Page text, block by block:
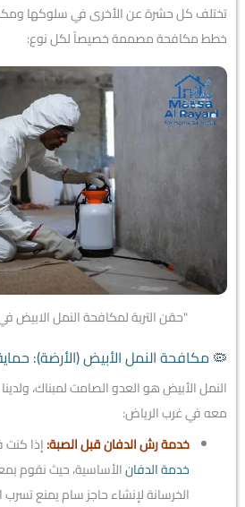
تختلف كل حشرة عن الأخرى في سلوكها ومكان
خطط مكافحة مصممة خصيصاً لكل نوع:
"حقن التربة لمكافحة النمل الابيض
🦠 مكافحة النمل الأبيض (الأرضة):
النمل الأبيض هو العدو الصامت لمبناك،
معه في غرب الرياض:
خدمة رش الدفان قبل الصبة:إذا كنت
خدمة الدفانالأساسية، حيث نقوم
الخرسانة لإنشاء حاجز سام يمنع تسرب